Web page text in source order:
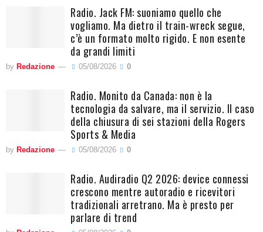
Radio. Jack FM: suoniamo quello che
vogliamo. Ma dietro il train-wreck segue,
c’è un formato molto rigido. E non esente
da grandi limiti
by Redazione 05/08/2026 0
Radio. Monito da Canada: non è la
tecnologia da salvare, ma il servizio. Il caso
della chiusura di sei stazioni della Rogers
Sports & Media
by Redazione 05/08/2026 0
Radio. Audiradio Q2 2026: device connessi
crescono mentre autoradio e ricevitori
tradizionali arretrano. Ma è presto per
parlare di trend